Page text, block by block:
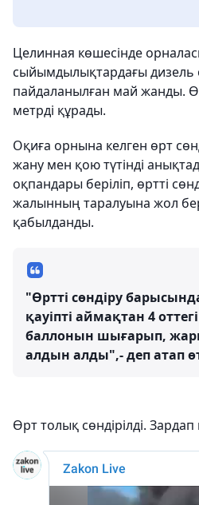
Целинная көшесінде
сыйымдылықтардағы
пайдаланылған май жанды.
метрді құрады.
Оқиға орнына келген өрт
жану мен қою түтінді
оқпандары беріліп, өртті
жалынның таралуына жол
қабылданды.
"Өртті сөндіру
қауіпті аймақтан 4
баллонын шығарып,
алдын алды",- деп атап
Өрт толық сөндірілді.